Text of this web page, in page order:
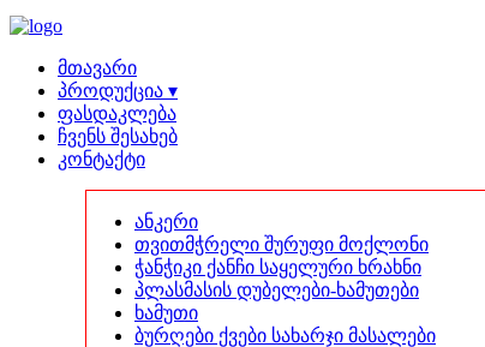
მთავარი
პროდუქცია ▾
ფასდაკლება
ჩვენს შესახებ
კონტაქტი
ანკერი
თვითმჭრელი შურუფი მოქლონი
ჭანჭიკი ქანჩი საყელური ხრახნი
პლასმასის დუბელები-ხამუთები
ხამუთი
ბურღები ქვები სახარჯი მასალები